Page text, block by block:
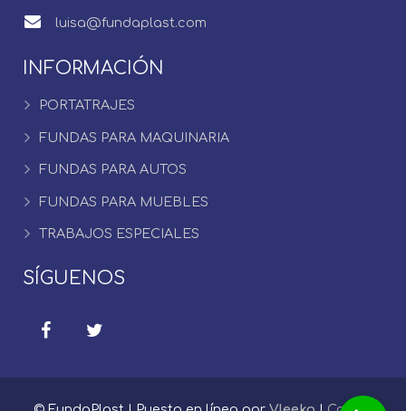
luisa@fundaplast.com
INFORMACIÓN
PORTATRAJES
FUNDAS PARA MAQUINARIA
FUNDAS PARA AUTOS
FUNDAS PARA MUEBLES
TRABAJOS ESPECIALES
SÍGUENOS